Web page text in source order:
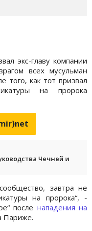
экс-главу компании
всех мусульман
того, как тот призвал
на пророка
Чечней и
завтра не
на пророка“, -
после нападения на
Париже.